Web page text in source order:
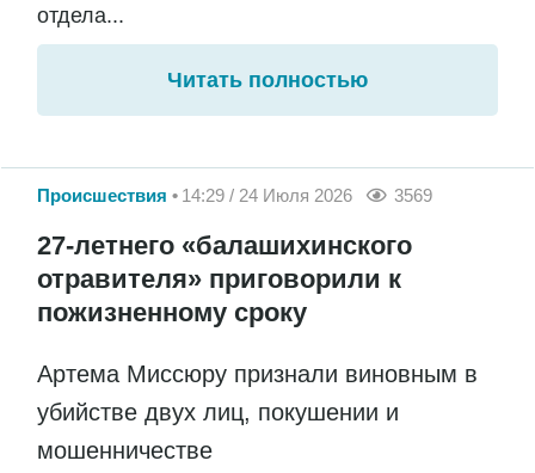
отдела...
Читать полностью
Происшествия 14:29 / 24 Июля 2026 3569
27-летнего «балашихинского
отравителя» приговорили к
пожизненному сроку
Артема Миссюру признали виновным в
убийстве двух лиц, покушении и
мошенничестве